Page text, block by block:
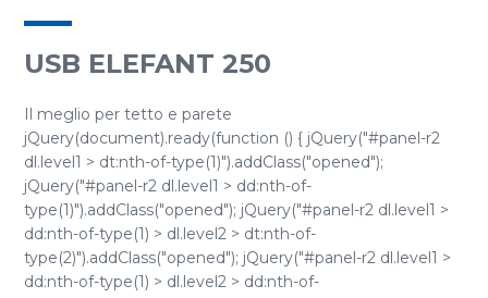
USB ELEFANT 250
Il meglio per tetto e parete
jQuery(document).ready(function () { jQuery("#panel-r2
dl.level1 > dt:nth-of-type(1)").addClass("opened");
jQuery("#panel-r2 dl.level1 > dd:nth-of-
type(1)").addClass("opened"); jQuery("#panel-r2 dl.level1 >
dd:nth-of-type(1) > dl.level2 > dt:nth-of-
type(2)").addClass("opened"); jQuery("#panel-r2 dl.level1 >
dd:nth-of-type(1) > dl.level2 > dd:nth-of-